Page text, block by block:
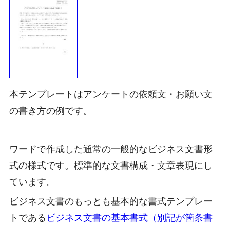
本テンプレートはアンケートの依頼文・お願い文
の書き方の例です。
ワードで作成した通常の一般的なビジネス文書形
式の様式です。標準的な文書構成・文章表現にし
ています。
ビジネス文書のもっとも基本的な書式テンプレー
トである ビジネス文書の基本書式（別記が箇条書